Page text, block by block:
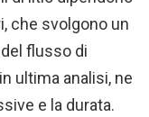
che svolgono un
flusso di
ultima analisi, ne
e la durata.